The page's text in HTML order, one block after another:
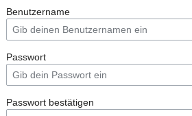
Navigation
springen
Suche
springen
Benutzername
Passwort
Passwort bestätigen